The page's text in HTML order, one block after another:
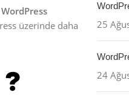
WordPress
üzerinde daha
25
24